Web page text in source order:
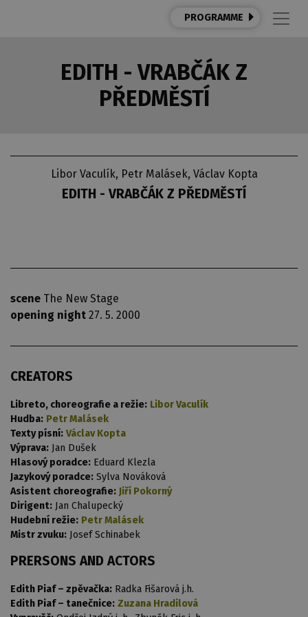
PROGRAMME
EDITH - VRABČÁK Z
PŘEDMĚSTÍ
Libor Vaculík, Petr Malásek, Václav Kopta
EDITH - VRABČÁK Z PŘEDMĚSTÍ
scene The New Stage
opening night 27. 5. 2000
CREATORS
Libreto, choreografie a režie: Libor Vaculík
Hudba: Petr Malásek
Texty písní: Václav Kopta
Výprava: Jan Dušek
Hlasový poradce: Eduard Klezla
Jazykový poradce: Sylva Nováková
Asistent choreografie: Jiří Pokorný
Dirigent: Jan Chalupecký
Hudební režie: Petr Malásek
Mistr zvuku: Josef Schinabek
PRERSONS AND ACTORS
Edith Piaf – zpěvačka: Radka Fišarová j.h.
Edith Piaf – tanečnice: Zuzana Hradilová